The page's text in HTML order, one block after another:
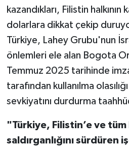
kazandıkları, Filistin halkının
dolarlara dikkat çekip
Türkiye, Lahey Grubu'nun
önlemleri ele alan Bogota
Temmuz 2025 tarihinde
tarafından kullanılma
sevkiyatını durdurma
"Türkiye, Filistin’e ve
saldırganlığını sürdüren